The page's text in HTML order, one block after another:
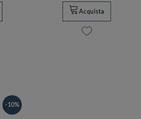
Acquista
-10%